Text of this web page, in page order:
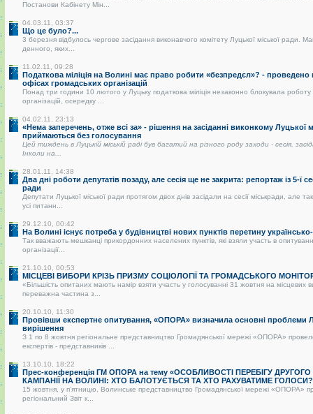
Постанови Кабінету Мін...
04.03.11, 03:37
Що це було?...
3 березня відбулось чергове засідання виконавчого комітету Луцької міської ради.
денного, яких...
11.02.11, 09:28
Податкова міліція на Волині має право робити «безпредєл»? -
офісах громадських організацій
Понад три години 10 лютого у Луцьку податкова міліція незаконно блокувала
організацій, осередку ...
04.02.11, 23:13
«Нема заперечень, отже всі за» - рішення на засіданні виконкому Луцької
приймаються без голосування
Цей тиждень в Луцькій міській раді був багатий на різного роду заходи - сесія,
Інколи на...
28.01.11, 14:38
Два дні роботи депутатів позаду, але сесія ще не закрита: репортаж із 5-ї
ради
Депутати Луцької міської ради протягом двох днів засідали на сесії міськради, але
усі питанн...
29.12.10, 00:42
На Волині існує потреба у будівництві нових пунктів перетину
Так вважають мешканці прикордонних населених пунктів, які взяли участь в
організації...
21.10.10, 00:53
МІСЦЕВІ ВИБОРИ КРІЗЬ ПРИЗМУ СОЦІОЛОГІЇ ТА ГРОМАДСЬКОГО
«Більшість опитаних мають намір взяти участь у голосуванні 31 жовтня на місцевих
переважна частина з...
20.10.10, 11:30
Провівши експертне опитування, «ОПОРА» визначила основні проблеми
вирішення
З 1 по 8 жовтня регіональне представництво Громадянської мережі «ОПОРА»
експертів - представників ...
13.10.10, 18:22
Прес-конференція ГМ ОПОРА на тему «ОСОБЛИВОСТІ ПЕРЕБІГУ
КАМПАНІЇ НА ВОЛИНІ: ХТО БАЛОТУЄТЬСЯ ТА ХТО РАХУВАТИМЕ
15 жовтня, у п’ятницю, Волинське представництво Громадянської мережі «ОПОРА»
регіональний Звіт к...